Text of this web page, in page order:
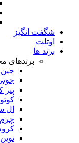
شگفت انگیز
اوتلت
برند ها
برندهای
پیر
ال